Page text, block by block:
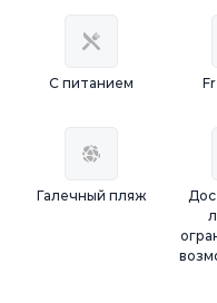
С питанием
Галечный пляж